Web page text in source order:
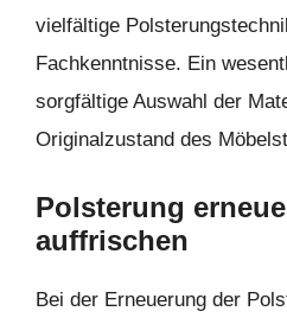
vielfältige
Fachkenntnisse. Ein
sorgfältige Auswahl der
Originalzustand des
Polsterung
auffrischen
Bei der Erneuerung der